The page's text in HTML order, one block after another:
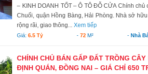
– KINH DOANH TỐT – Ô TÔ ĐỖ CỬA Chính
Chuối, quận Hồng Bàng, Hải Phòng. Nhà sở
rộng rãi, giao thông...Xem tiếp
Giá:6.5 Tỷ -72 M² - Nhà
CHÍNH CHỦ BÁN GẤP ĐẤT TRỒNG
ĐỊNH QUÁN, ĐỒNG NAI – GIÁ CHỈ 650